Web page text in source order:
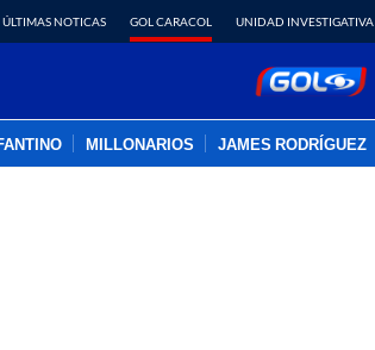
ÚLTIMAS NOTICAS GOL CARACOL UNIDAD INVESTIGATIVA
MILLONARIOS JAMES RODRÍGUEZ